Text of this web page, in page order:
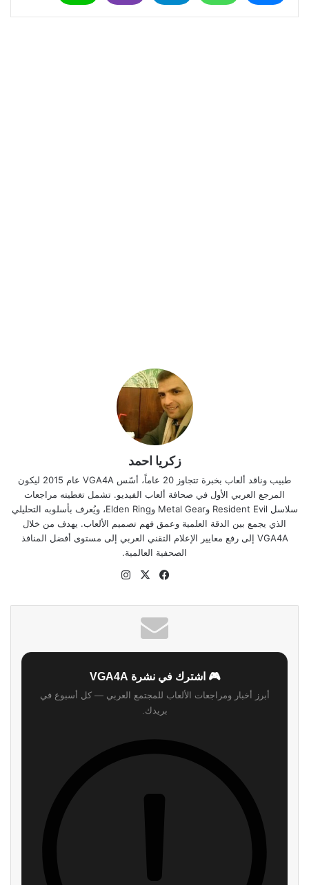
زكريا احمد
طبيب وناقد ألعاب بخبرة تتجاوز 20 عاماً، أسّس VGA4A عام 2015 ليكون
المرجع العربي الأول في صحافة ألعاب الفيديو. تشمل تغطيته مراجعات
سلاسل Resident Evil وMetal Gear وElden Ring، ويُعرف بأسلوبه التحليلي
الذي يجمع بين الدقة العلمية وعمق فهم تصميم الألعاب. يهدف من خلال
VGA4A إلى رفع معايير الإعلام التقني العربي إلى مستوى أفضل المنافذ
الصحفية العالمية.
موقع
فيسبوك
‫X
🎮 اشترك في نشرة VGA4A
أبرز أخبار ومراجعات الألعاب للمجتمع العربي — كل أسبوع في
بريدك.